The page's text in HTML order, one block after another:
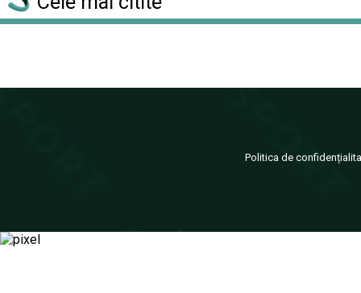
Politica de